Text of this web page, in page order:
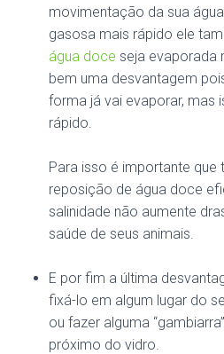
movimentação da sua
gasosa mais rápido ele
água doce seja evaporada
bem uma desvantagem
forma já vai evaporar, mas
rápido.
Para isso é importante que
reposição de água doce
salinidade não aumente
saúde de seus animais.
E por fim a última
fixá-lo em algum lugar do
ou fazer alguma
próximo do vidro.